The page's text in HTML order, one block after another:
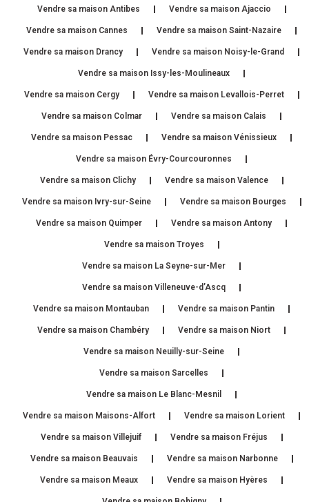
Vendre sa maison Antibes Vendre sa maison Ajaccio
Vendre sa maison Cannes Vendre sa maison Saint-Nazaire
Vendre sa maison Drancy Vendre sa maison Noisy-le-Grand
Vendre sa maison Issy-les-Moulineaux
Vendre sa maison Cergy Vendre sa maison Levallois-Perret
Vendre sa maison Colmar Vendre sa maison Calais
Vendre sa maison Pessac Vendre sa maison Vénissieux
Vendre sa maison Évry-Courcouronnes
Vendre sa maison Clichy Vendre sa maison Valence
Vendre sa maison Ivry-sur-Seine Vendre sa maison Bourges
Vendre sa maison Quimper Vendre sa maison Antony
Vendre sa maison Troyes
Vendre sa maison La Seyne-sur-Mer
Vendre sa maison Villeneuve-d’Ascq
Vendre sa maison Montauban Vendre sa maison Pantin
Vendre sa maison Chambéry Vendre sa maison Niort
Vendre sa maison Neuilly-sur-Seine
Vendre sa maison Sarcelles
Vendre sa maison Le Blanc-Mesnil
Vendre sa maison Maisons-Alfort Vendre sa maison Lorient
Vendre sa maison Villejuif Vendre sa maison Fréjus
Vendre sa maison Beauvais Vendre sa maison Narbonne
Vendre sa maison Meaux Vendre sa maison Hyères